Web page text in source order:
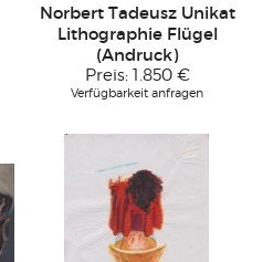
Norbert Tadeusz Unikat
Lithographie Flügel
(Andruck)
Preis: 1.850 €
Verfügbarkeit anfragen